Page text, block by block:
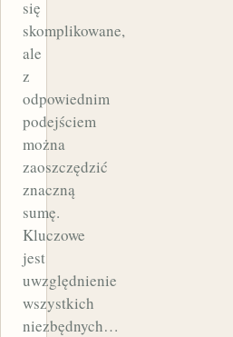
się
skomplikowane,
ale
z
odpowiednim
podejściem
można
zaoszczędzić
znaczną
sumę.
Kluczowe
jest
uwzględnienie
wszystkich
niezbędnych…